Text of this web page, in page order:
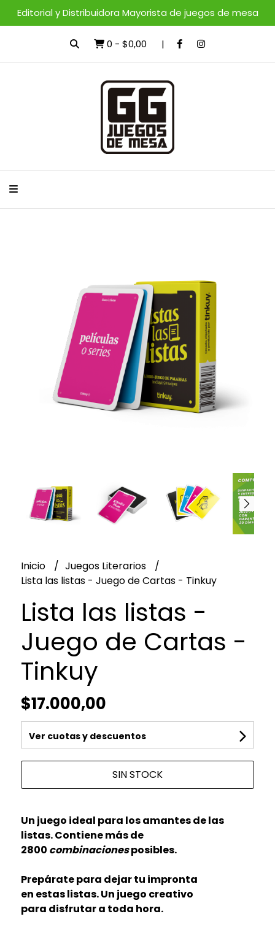
Editorial y Distribuidora Mayorista de juegos de mesa
0 - $0,00
Inicio
Juegos Literarios
Lista las listas - Juego de Cartas - Tinkuy
Lista las listas -
Juego de Cartas -
Tinkuy
$17.000,00
Ver cuotas y descuentos
SIN STOCK
Un juego ideal para los amantes de las
listas. Contiene más de
2800 combinacionesposibles.
Prepárate para dejar tu impronta
en estas listas. Un juego creativo
para disfrutar a toda hora.